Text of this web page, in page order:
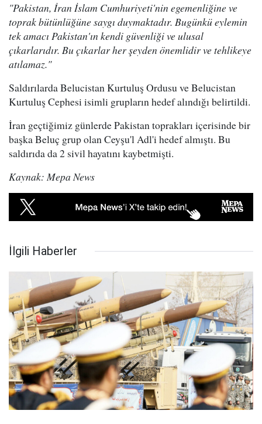
"Pakistan, İran İslam Cumhuriyeti'nin egemenliğine ve
toprak bütünlüğüne saygı duymaktadır. Bugünkü eylemin
tek amacı Pakistan'ın kendi güvenliği ve ulusal
çıkarlarıdır. Bu çıkarlar her şeyden önemlidir ve tehlikeye
atılamaz."
Saldırılarda Belucistan Kurtuluş Ordusu ve Belucistan
Kurtuluş Cephesi isimli grupların hedef alındığı belirtildi.
İran geçtiğimiz günlerde Pakistan toprakları içerisinde bir
başka Beluç grup olan Ceyşu'l Adl'i hedef almıştı. Bu
saldırıda da 2 sivil hayatını kaybetmişti.
Kaynak: Mepa News
İlgili Haberler